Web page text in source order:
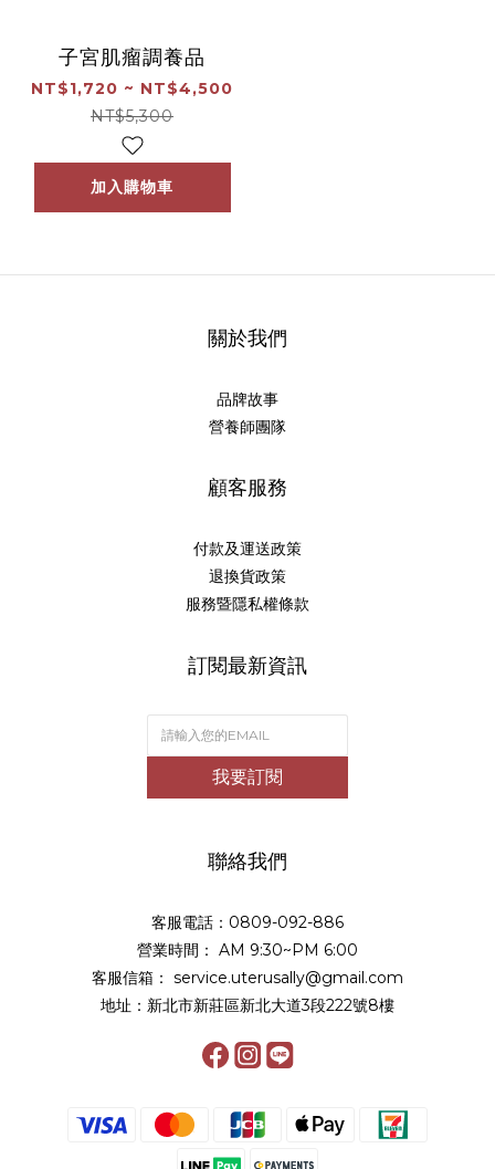
子宮肌瘤調養品
NT$1,720 ~ NT$4,500
NT$5,300
加入購物車
關於我們
品牌故事
營養師團隊
顧客服務
付款及運送政策
退換貨政策
服務暨隱私權條款
訂閱最新資訊
我要訂閱
聯絡我們
客服電話：0809-092-886
營業時間： AM 9:30~PM 6:00
客服信箱： service.uterusally@gmail.com
地址：新北市新莊區新北大道3段222號8樓